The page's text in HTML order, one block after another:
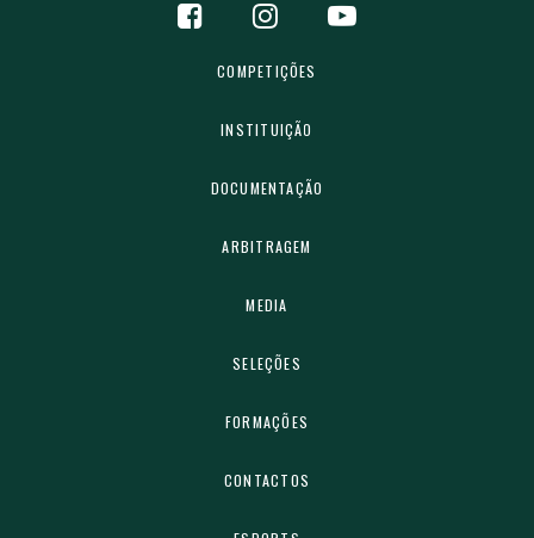
COMPETIÇÕES
INSTITUIÇÃO
DOCUMENTAÇÃO
ARBITRAGEM
MEDIA
SELEÇÕES
FORMAÇÕES
CONTACTOS